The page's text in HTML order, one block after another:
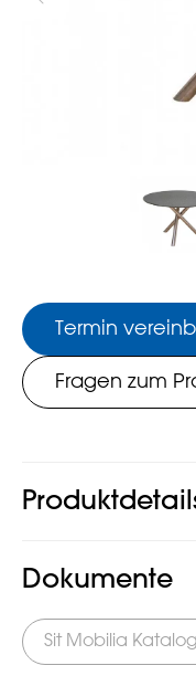
Termin
Fragen zum
Dokumente
Sit Mobilia Katalog